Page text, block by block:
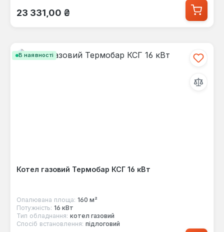
Звичайна ціна:
23 331,00 ₴
В наявності
Котел газовий Термобар КСГ 16 кВт
Опалювана площа: 160 м²
Потужність: 16 кВт
Тип обладнання: котел газовий
Спосіб встановлення: підлоговий